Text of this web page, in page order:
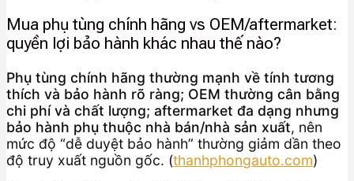
Mua phụ tùng chính hãng vs OEM/aftermarket:
quyền lợi bảo hành khác nhau thế nào?
Phụ tùng chính hãng thường mạnh về tính tương
thích và bảo hành rõ ràng; OEM thường cân bằng
chi phí và chất lượng; aftermarket đa dạng nhưng
bảo hành phụ thuộc nhà bán/nhà sản xuất, nên
mức độ “dễ duyệt bảo hành” thường giảm dần theo
độ truy xuất nguồn gốc. (thanhphongauto.com)